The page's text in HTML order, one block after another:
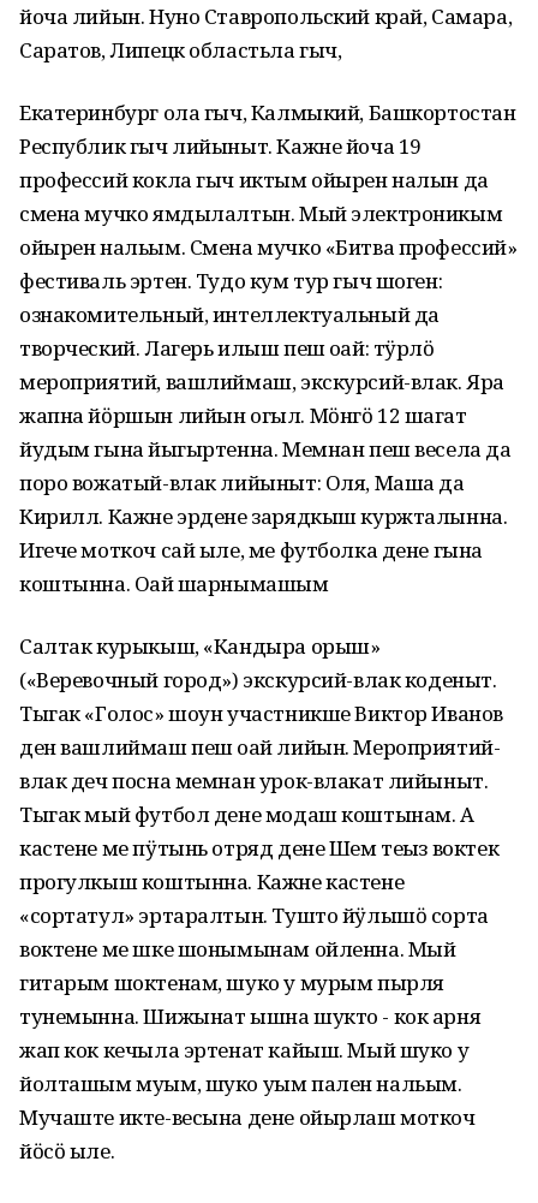
йоча лийын. Нуно Ставропольский край, Самара,
Саратов, Липецк областьла гыч,
Екатеринбург ола гыч, Калмыкий, Башкортостан
Республик гыч лийыныт. Кажне йоча 19
профессий кокла гыч иктым ойырен налын да
смена мучко ямдылалтын. Мый электроникым
ойырен нальым. Смена мучко «Битва профессий»
фестиваль эртен. Тудо кум тур гыч шоген:
ознакомительный, интеллектуальный да
творческий. Лагерь илыш пеш оҥай: тӱрлӧ
мероприятий, вашлиймаш, экскурсий-влак. Яра
жапна йӧршын лийын огыл. Мӧнгӧ 12 шагат
йудым гына йыҥгыртенна. Мемнан пеш весела да
поро вожатый-влак лийыныт: Оля, Маша да
Кирилл. Кажне эрдене зарядкыш куржталынна.
Игече моткоч сай ыле, ме футболка дене гына
коштынна. Оҥай шарнымашым
Салтак курыкыш, «Кандыра орыш»
(«Веревочный город») экскурсий-влак коденыт.
Тыгак «Голос» шоун участникше Виктор Иванов
ден вашлиймаш пеш оҥай лийын. Мероприятий-
влак деч посна мемнан урок-влакат лийыныт.
Тыгак мый футбол дене модаш коштынам. А
кастене ме пӱтынь отряд дене Шем теҥыз воктек
прогулкыш коштынна. Кажне кастене
«сортатул» эртаралтын. Тушто йӱлышӧ сорта
воктене ме шке шонымынам ойленна. Мый
гитарым шоктенам, шуко у мурым пырля
тунемынна. Шижынат ышна шукто - кок арня
жап кок кечыла эртенат кайыш. Мый шуко у
йолташым муым, шуко уым пален нальым.
Мучаште икте-весына дене ойырлаш моткоч
йӧсӧ ыле.